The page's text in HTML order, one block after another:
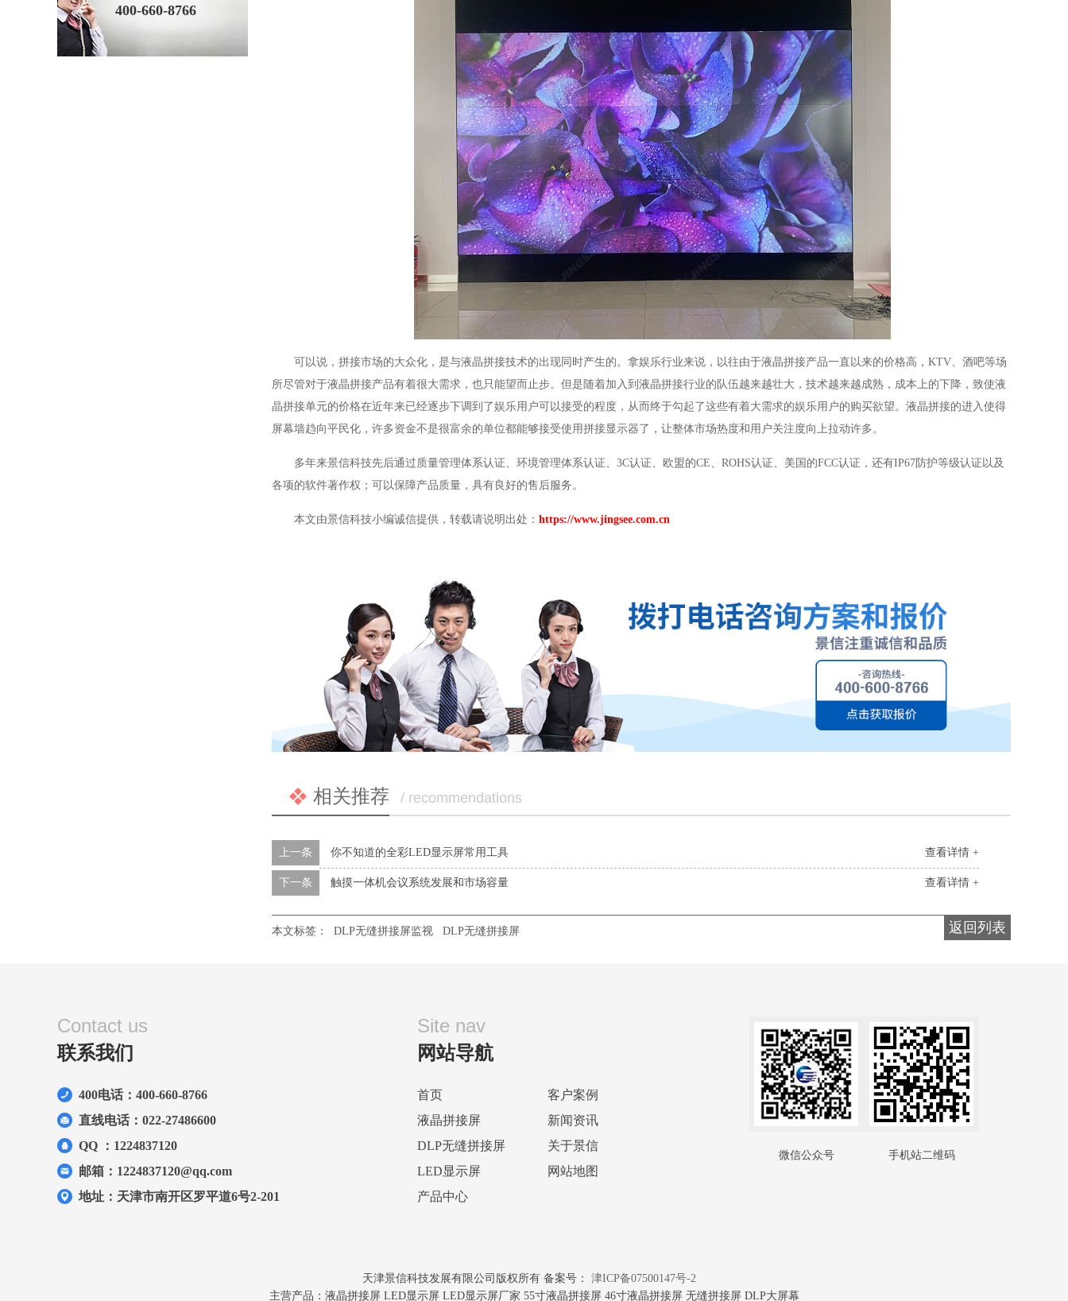
可以说，拼接市场的大众化，是与液晶拼接技术的出现同时产生的。拿娱乐行业来说，以往由于液晶拼接产品一直以来的价格高， KTV、酒吧等场
所尽管对于液晶拼接产品有着很大需求，也只能望而止步。但是随着加入到液晶拼接行业的队伍越来越壮大，技术越来越成熟，成本上的下降，致使液
晶拼接单元的价格在近年来已经逐步下调到了娱乐用户可以接受的程度，从而终于勾起了这些有着大需求的娱乐用户的购买欲望。液晶拼接的进入使得
屏幕墙趋向平民化，许多资金不是很富余的单位都能够接受使用拼接显示器了，让整体市场热度和用户关注度向上拉动许多。
多年来景信科技先后通过质量管理体系认证、环境管理体系认证、 3C认证、欧盟的CE、 ROHS认证、美国的FCC认证，还有IP67防护等级认证以及
各项的软件著作权；可以保障产品质量，具有良好的售后服务。
本文由景信科技小编诚信提供，转载请说明出处： https://www.jingsee.com.cn
相关推荐 / recommendations
查看详情 +
上一条 你不知道的全彩LED显示屏常用工具
查看详情 +
下一条 触摸一体机会议系统发展和市场容量
返回列表
本文标签： DLP无缝拼接屏监视 DLP无缝拼接屏
400-660-8766
Contact us
联系我们
400电话：400-660-8766
直线电话：022-27486600
QQ ：1224837120
邮箱：1224837120@qq.com
地址：天津市南开区罗平道6号2-201
Site nav
网站导航
首页
客户案例
液晶拼接屏
新闻资讯
DLP无缝拼接屏
关于景信
LED显示屏
网站地图
产品中心
微信公众号 手机站二维码
天津景信科技发展有限公司版权所有 备案号： 津ICP备07500147号-2
主营产品：液晶拼接屏 LED显示屏 LED显示屏厂家 55寸液晶拼接屏 46寸液晶拼接屏 无缝拼接屏 DLP大屏幕